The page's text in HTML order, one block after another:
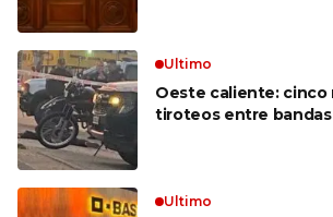
Ultimo
Oeste caliente: cinco
tiroteos entre bandas
Ultimo